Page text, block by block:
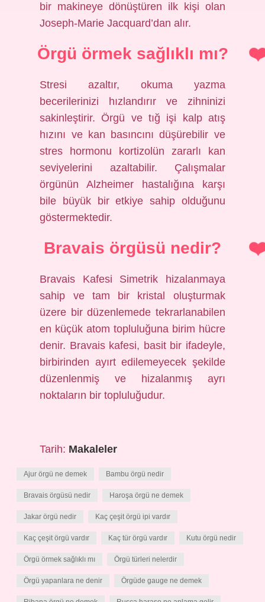
bir makineye dönüştüren ilk kişi olan
Joseph-Marie Jacquard’dan alır.
Örgü örmek sağlıklı mı?
Stresi azaltır, okuma yazma
becerilerinizi hızlandırır ve zihninizi
sakinleştirir. Örgü ve tığ işi kalp atış
hızını ve kan basıncını düşürebilir ve
stres hormonu kortizolün zararlı kan
seviyelerini azaltabilir. Çalışmalar
örgünün Alzheimer hastalığına karşı
bile büyük bir etkiye sahip olduğunu
göstermektedir.
Bravais örgüsü nedir?
Bravais Kafesi Simetrik hizalanmaya
sahip ve tam bir kristal oluşturmak
üzere bir düzenlemede tekrarlanabilen
en küçük atom topluluğuna birim hücre
denir. Bravais kafesi, basit bir ifadeyle,
birbirinden ayırt edilemeyecek şekilde
düzenlenmiş ve hizalanmış ayrı
noktaların bir topluluğudur.
Tarih: Makaleler
Ajur örgü ne demek Bambu örgü nedir
Bravais örgüsü nedir Haroşa örgü ne demek
Jakar örgü nedir Kaç çeşit örgü ipi vardır
Kaç çeşit örgü vardır Kaç tür örgü vardır Kutu örgü nedir
Örgü örmek sağlıklı mı Örgü türleri nelerdir
Örgü yapanlara ne denir Örgüde gauge ne demek